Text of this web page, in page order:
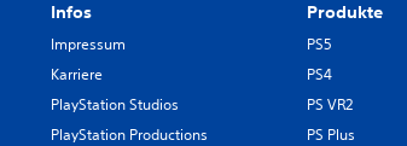
Infos
Impressum
Karriere
PlayStation Studios
PlayStation Productions
Produkte
PS5
PS4
PS VR2
PS Plus